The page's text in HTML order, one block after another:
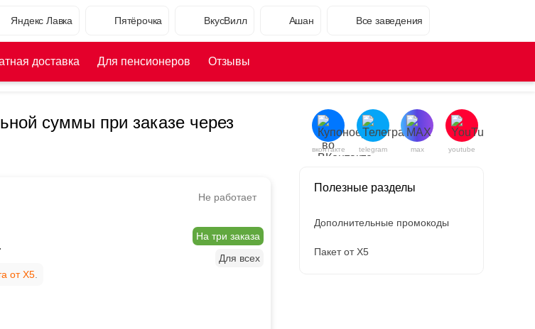
Яндекс Лавка Пятёрочка ВкусВилл Ашан Все заведения
доставка Для пенсионеров Отзывы
суммы при заказе через
Не работает
от X5
На три заказа
Для всех
вконтакте telegram max youtube
Полезные разделы
Дополнительные промокоды
Пакет от X5